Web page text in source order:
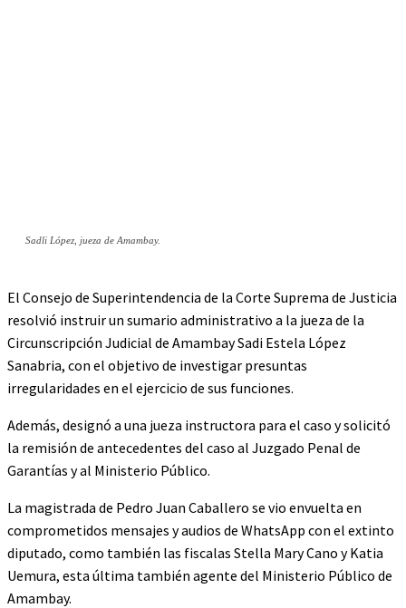
Sadli López, jueza de Amambay.
El Consejo de Superintendencia de la Corte Suprema de Justicia
resolvió instruir un sumario administrativo a la jueza de la
Circunscripción Judicial de Amambay Sadi Estela López
Sanabria, con el objetivo de investigar presuntas
irregularidades en el ejercicio de sus funciones.
Además, designó a una jueza instructora para el caso y solicitó
la remisión de antecedentes del caso al Juzgado Penal de
Garantías y al Ministerio Público.
La magistrada de Pedro Juan Caballero se vio envuelta en
comprometidos mensajes y audios de WhatsApp con el extinto
diputado, como también las fiscalas Stella Mary Cano y Katia
Uemura, esta última también agente del Ministerio Público de
Amambay.